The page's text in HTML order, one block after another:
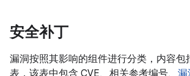
安全补丁
漏洞按照其影响的组件进行分类，内容包
表，该表中包含 CVE、相关参考编号、 漏